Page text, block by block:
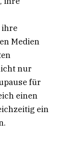
ihre
Medien
nur
für
einen
ein